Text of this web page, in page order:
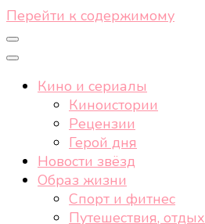
Перейти к содержимому
Кино и сериалы
Киноистории
Рецензии
Герой дня
Новости звёзд
Образ жизни
Спорт и фитнес
Путешествия, отдых